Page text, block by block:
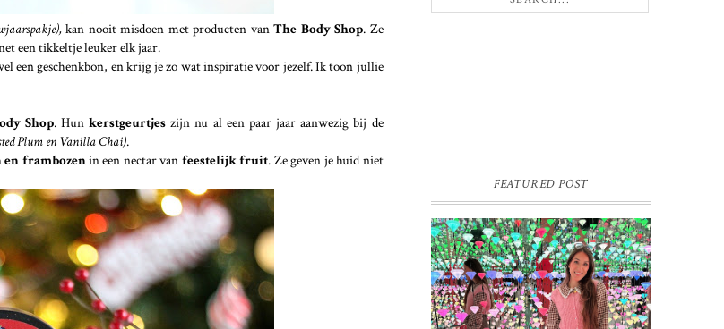
kan nooit misdoen met producten vanThe Body Shop. Ze
een tikkeltje leuker elk jaar.
een geschenkbon, en krijg je zo wat inspiratie voor jezelf. Ik toon jullie
Shop. Hunkerstgeurtjeszijn nu al een paar jaar aanwezig bij de
Plum en Vanilla Chai).
en frambozenin een nectar van feestelijk fruit. Ze geven je huid niet
FEATURED POST
16 JAAR SPRINKLES ON A
CUPCAKE